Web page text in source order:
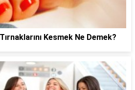
Kesmek Ne Demek?